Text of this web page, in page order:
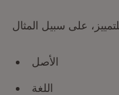
الأصل
اللغة